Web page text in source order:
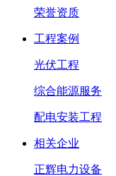
荣誉资质
工程案例
光伏工程
综合能源服务
配电安装工程
相关企业
正辉电力设备